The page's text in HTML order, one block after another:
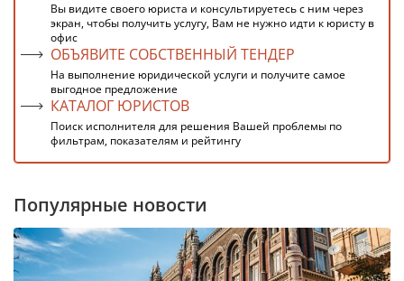
Вы видите своего юриста и консультируетесь с ним через
экран, чтобы получить услугу, Вам не нужно идти к юристу в
офис
ОБЪЯВИТЕ СОБСТВЕННЫЙ ТЕНДЕР
На выполнение юридической услуги и получите самое
выгодное предложение
КАТАЛОГ ЮРИСТОВ
Поиск исполнителя для решения Вашей проблемы по
фильтрам, показателям и рейтингу
Популярные новости